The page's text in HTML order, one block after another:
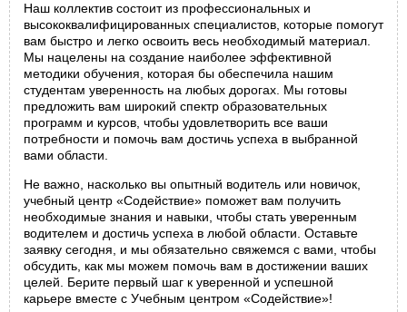
Наш коллектив состоит из профессиональных и
высококвалифицированных специалистов, которые помогут
вам быстро и легко освоить весь необходимый материал.
Мы нацелены на создание наиболее эффективной
методики обучения, которая бы обеспечила нашим
студентам уверенность на любых дорогах. Мы готовы
предложить вам широкий спектр образовательных
программ и курсов, чтобы удовлетворить все ваши
потребности и помочь вам достичь успеха в выбранной
вами области.
Не важно, насколько вы опытный водитель или новичок,
учебный центр «Содействие» поможет вам получить
необходимые знания и навыки, чтобы стать уверенным
водителем и достичь успеха в любой области. Оставьте
заявку сегодня, и мы обязательно свяжемся с вами, чтобы
обсудить, как мы можем помочь вам в достижении ваших
целей. Берите первый шаг к уверенной и успешной
карьере вместе с Учебным центром «Содействие»!